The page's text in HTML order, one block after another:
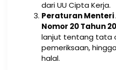
dari UU Cipta Kerja.
Peraturan Menteri
Nomor 20 Tahun
lanjut tentang tata
pemeriksaan,
halal.